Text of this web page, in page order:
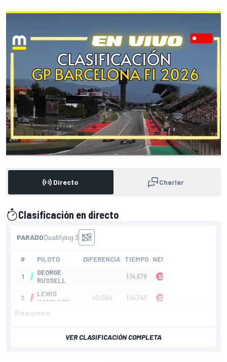
Directo Charlar
Clasificación en directo
Resumen
VER CLASIFICACIÓN COMPLETA